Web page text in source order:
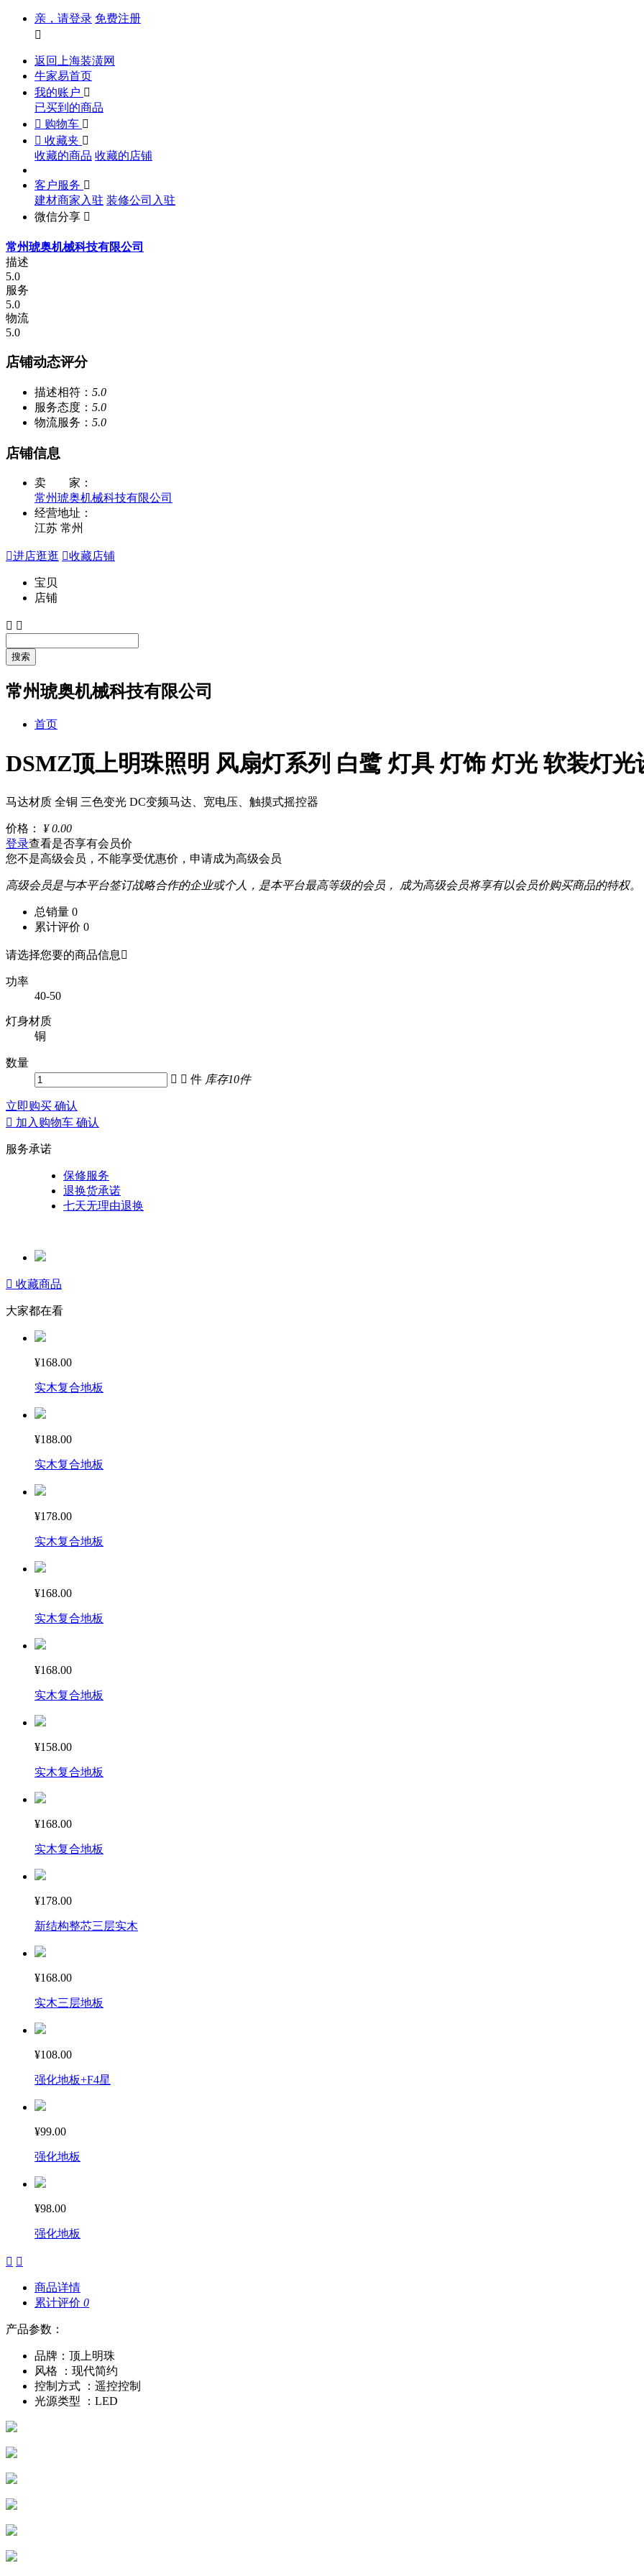
亲，请登录 免费注册

返回上海装潢网
牛家易首页
我的账户 
已买到的商品
 购物车 
 收藏夹 
收藏的商品 收藏的店铺
客户服务 
建材商家入驻 装修公司入驻
微信分享 
常州琥奥机械科技有限公司
描述
5.0
服务
5.0
物流
5.0
店铺动态评分
描述相符： 5.0
服务态度： 5.0
物流服务： 5.0
店铺信息
卖 家：
常州琥奥机械科技有限公司
经营地址：
江苏 常州
进店逛逛 收藏店铺
宝贝
店铺
 
搜索
常州琥奥机械科技有限公司
首页
DSMZ顶上明珠照明 风扇灯系列 白鹭 灯具 灯饰 灯光 软装灯光
马达材质 全铜 三色变光 DC变频马达、宽电压、触摸式摇控器
价格： ¥ 0.00
登录查看是否享有会员价
您不是高级会员，不能享受优惠价， 申请成为高级会员
高级会员是与本平台签订战略合作的企业或个人，是本平台最高等级的会员， 成为高级会员将享有以会员价购买商品的特权。
总销量 0
累计评价 0
请选择您要的商品信息 
功率
40-50
灯身材质
铜
数量
  件 库存10件
立即购买 确认
 加入购物车 确认
服务承诺
保修服务
退换货承诺
七天无理由退换
 收藏商品
大家都在看
¥168.00
实木复合地板
¥188.00
实木复合地板
¥178.00
实木复合地板
¥168.00
实木复合地板
¥168.00
实木复合地板
¥158.00
实木复合地板
¥168.00
实木复合地板
¥178.00
新结构整芯三层实木
¥168.00
实木三层地板
¥108.00
强化地板+F4星
¥99.00
强化地板
¥98.00
强化地板
 
商品详情
累计评价 0
产品参数：
品牌：顶上明珠
风格 ：现代简约
控制方式 ：遥控控制
光源类型 ：LED